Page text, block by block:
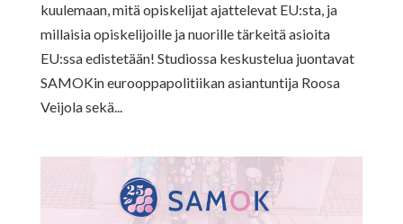
kuulemaan, mitä opiskelijat ajattelevat EU:sta, ja
millaisia opiskelijoille ja nuorille tärkeitä asioita
EU:ssa edistetään! Studiossa keskustelua juontavat
SAMOKin eurooppapolitiikan asiantuntija Roosa
Veijola sekä...